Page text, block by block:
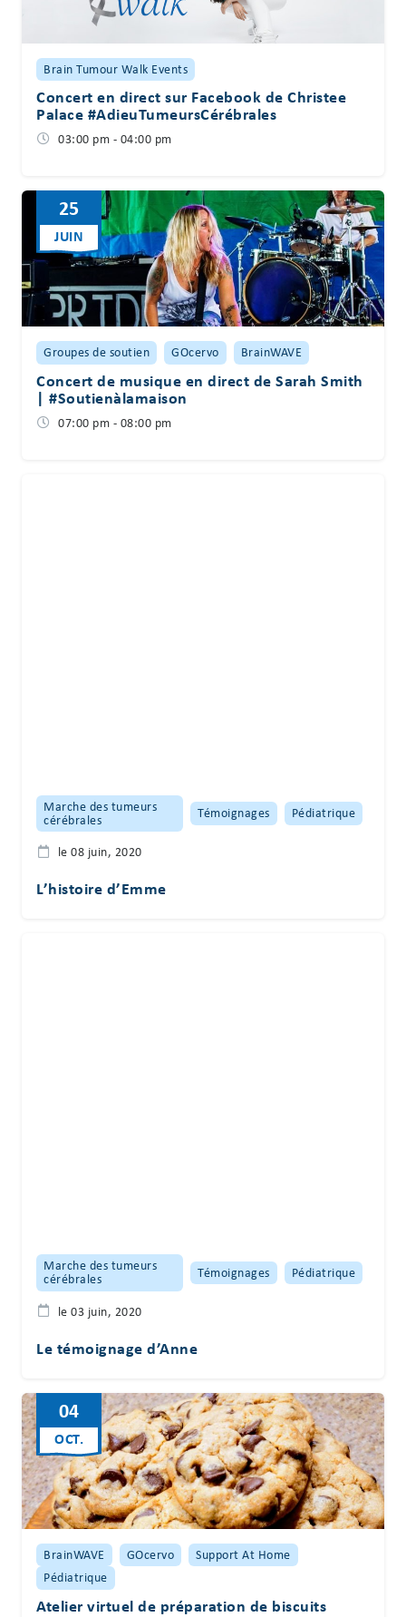
Brain Tumour Walk Events
Concert en direct sur Facebook de Christee
Palace #AdieuTumeursCérébrales
03:00 pm - 04:00 pm
25
JUIN
Groupes de soutien GOcervo BrainWAVE
Concert de musique en direct de Sarah Smith
| #Soutienàlamaison
07:00 pm - 08:00 pm
Marche des tumeurs
cérébrales Témoignages Pédiatrique
le 08 juin, 2020
L’histoire d’Emme
Marche des tumeurs
cérébrales Témoignages Pédiatrique
le 03 juin, 2020
Le témoignage d’Anne
04
OCT.
BrainWAVE GOcervo
Support At Home
Pédiatrique
Atelier virtuel de préparation de biscuits